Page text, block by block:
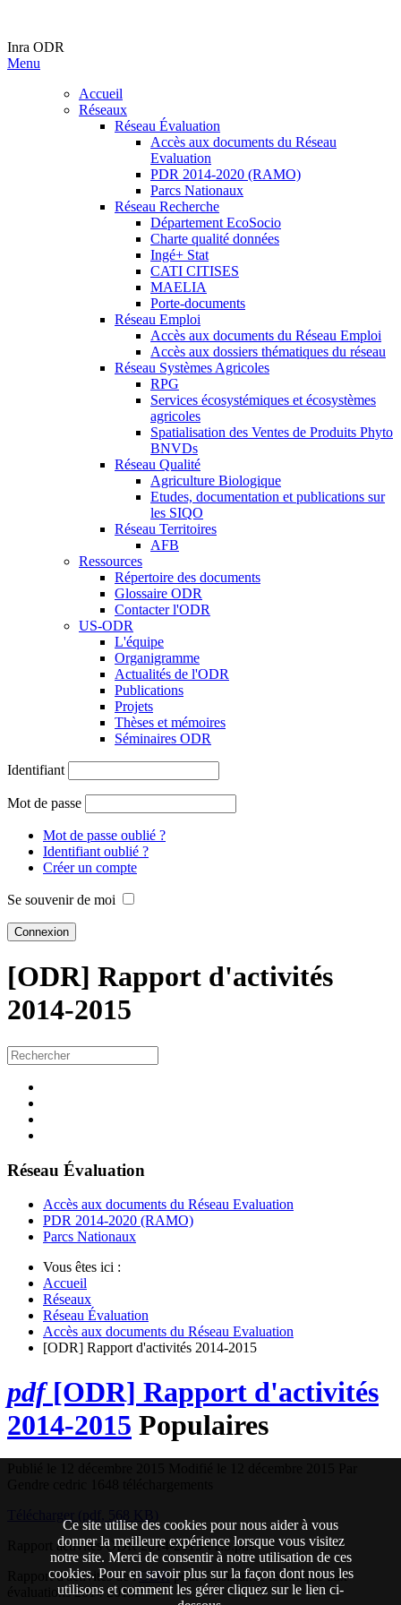
Inra ODR
Menu
Accueil
Réseaux
Réseau Évaluation
Accès aux documents du Réseau
Evaluation
PDR 2014-2020 (RAMO)
Parcs Nationaux
Réseau Recherche
Département EcoSocio
Charte qualité données
Ingé+ Stat
CATI CITISES
MAELIA
Porte-documents
Réseau Emploi
Accès aux documents du Réseau Emploi
Accès aux dossiers thématiques du réseau
Réseau Systèmes Agricoles
RPG
Services écosystémiques et écosystèmes
agricoles
Spatialisation des Ventes de Produits Phyto
BNVDs
Réseau Qualité
Agriculture Biologique
Etudes, documentation et publications sur
les SIQO
Réseau Territoires
AFB
Ressources
Répertoire des documents
Glossaire ODR
Contacter l'ODR
US-ODR
L'équipe
Organigramme
Actualités de l'ODR
Publications
Projets
Thèses et mémoires
Séminaires ODR
Identifiant
Mot de passe
Mot de passe oublié ?
Identifiant oublié ?
Créer un compte
Se souvenir de moi
[ODR] Rapport d'activités
2014-2015
Réseau Évaluation
Accès aux documents du Réseau Evaluation
PDR 2014-2020 (RAMO)
Parcs Nationaux
Vous êtes ici :
Accueil
Réseaux
Réseau Évaluation
Accès aux documents du Réseau Evaluation
[ODR] Rapport d'activités 2014-2015
pdf [ODR] Rapport d'activités
2014-2015 Populaires
Rapport activités ODR 2014-2015 v1.5.pdf
Rapport d'activités de l'ODRpour l'assistance technique aux
évaluations 2014 2015.
Ce site utilise des cookies pour nous aider à vous
donner la meilleure expérience lorsque vous visitez
notre site. Merci de consentir à notre utilisation de ces
cookies. Pour en savoir plus sur la façon dont nous les
utilisons et comment les gérer cliquez sur le lien ci-